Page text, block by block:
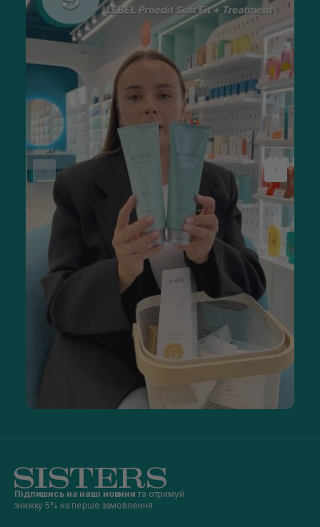
Підпишись на наші новини та отримуй
знижку 5% на перше замовлення